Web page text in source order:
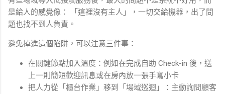
是給人的感覺像： 「這裡沒有主人」，一切交給機器，出了問
題也找不到人負責。
避免掉進這個陷阱，可以注意三件事：
在關鍵節點加入溫度：例如在完成自助 Check-in 後，送
上一則簡短歡迎訊息或在房內放一張手寫小卡
把人力從「櫃台作業」移到「場域巡迴」：主動詢問顧客